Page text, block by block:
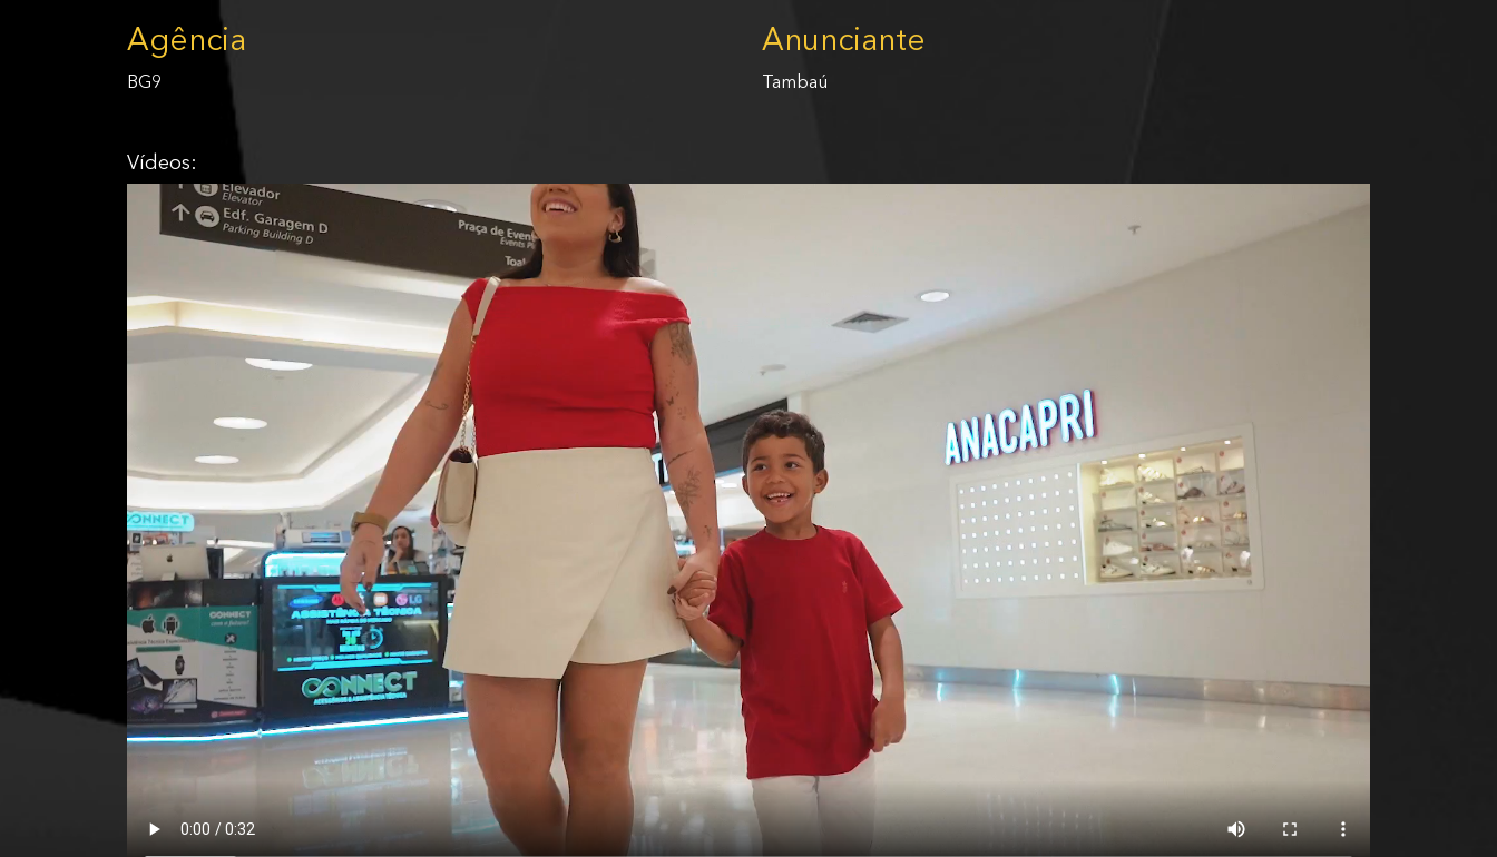
Agência
BG9
Anunciante
Tambaú
Vídeos: